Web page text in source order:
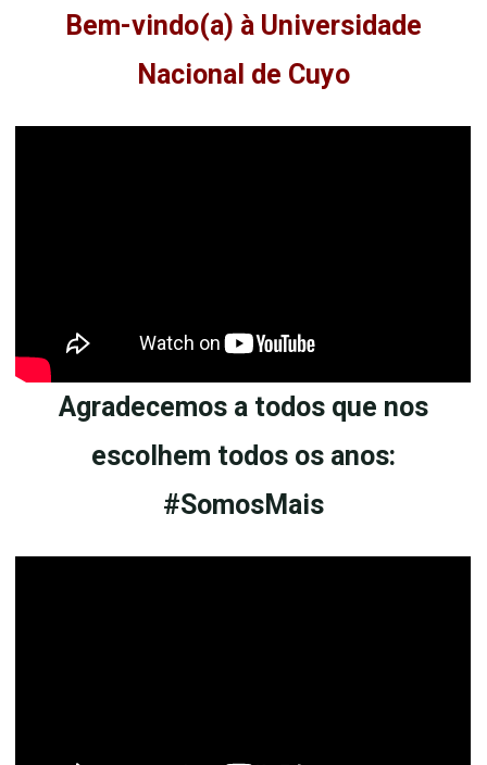
Bem-vindo(a) à Universidade
Nacional de Cuyo
Agradecemos a todos que nos
escolhem todos os anos:
#SomosMais